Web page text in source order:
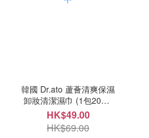
韓國 Dr.ato 蘆薈清爽保濕
卸妝清潔濕巾 (1包20抽)
10月中
HK$49.00
HK$69.00